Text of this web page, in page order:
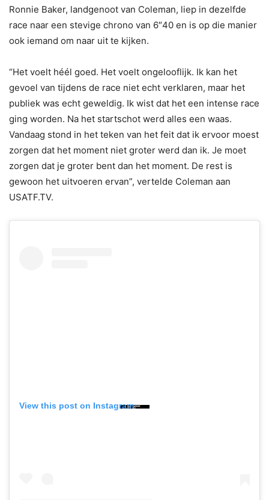
Ronnie Baker, landgenoot van Coleman, liep in dezelfde
race naar een stevige chrono van 6″40 en is op die manier
ook iemand om naar uit te kijken.
“Het voelt héél goed. Het voelt ongelooflijk. Ik kan het
gevoel van tijdens de race niet echt verklaren, maar het
publiek was echt geweldig. Ik wist dat het een intense race
ging worden. Na het startschot werd alles een waas.
Vandaag stond in het teken van het feit dat ik ervoor moest
zorgen dat het moment niet groter werd dan ik. Je moet
zorgen dat je groter bent dan het moment. De rest is
gewoon het uitvoeren ervan”, vertelde Coleman aan
USATF.TV.
View this post on Instagram